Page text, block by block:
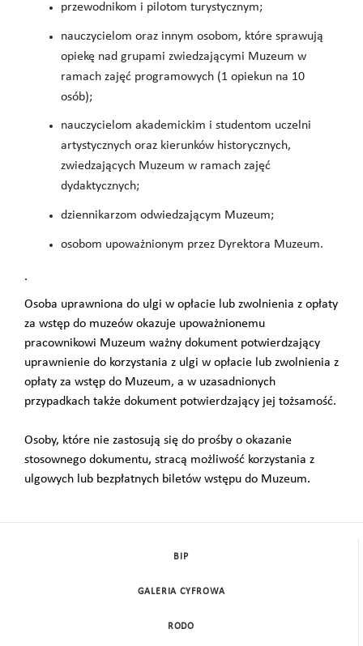
przewodnikom i pilotom turystycznym;
nauczycielom oraz innym osobom, które sprawują
opiekę nad grupami zwiedzającymi Muzeum w
ramach zajęć programowych (1 opiekun na 10
osób);
nauczycielom akademickim i studentom uczelni
artystycznych oraz kierunków historycznych,
zwiedzających Muzeum w ramach zajęć
dydaktycznych;
dziennikarzom odwiedzającym Muzeum;
osobom upoważnionym przez Dyrektora Muzeum.
.
Osoba uprawniona do ulgi w opłacie lub zwolnienia z opłaty
za wstęp do muzeów okazuje upoważnionemu
pracownikowi Muzeum ważny dokument potwierdzający
uprawnienie do korzystania z ulgi w opłacie lub zwolnienia z
opłaty za wstęp do Muzeum, a w uzasadnionych
przypadkach także dokument potwierdzający jej tożsamość.
Osoby, które nie zastosują się do prośby o okazanie
stosownego dokumentu, stracą możliwość korzystania z
ulgowych lub bezpłatnych biletów wstępu do Muzeum.
BIP
GALERIA CYFROWA
RODO